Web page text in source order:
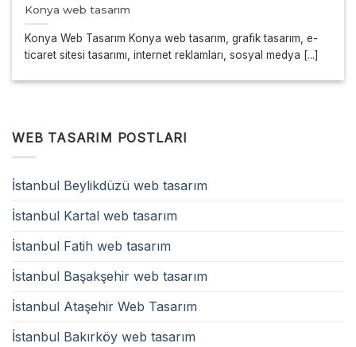
Konya web tasarım
Konya Web Tasarım Konya web tasarım, grafik tasarım, e-
ticaret sitesi tasarımı, internet reklamları, sosyal medya [...]
WEB TASARIM POSTLARI
İstanbul Beylikdüzü web tasarım
İstanbul Kartal web tasarım
İstanbul Fatih web tasarım
İstanbul Başakşehir web tasarım
İstanbul Ataşehir Web Tasarım
İstanbul Bakırköy web tasarım